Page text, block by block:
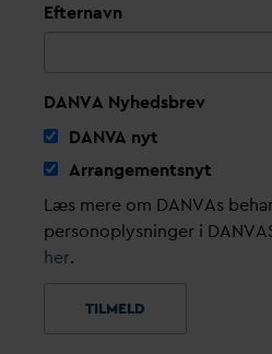
Efternavn
DANVA Nyhedsbrev
DANVA nyt
Arrangementsnyt
Læs mere om DANVAs
personoplysninger i
her.